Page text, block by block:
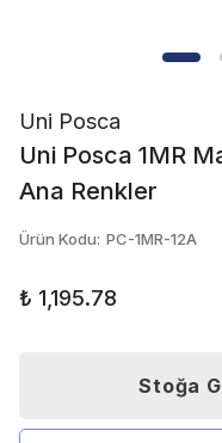
Uni Posca
Uni Posca 1MR
Ana Renkler
Ürün Kodu: PC-1MR-12A
₺ 1,195.78
Stoğa